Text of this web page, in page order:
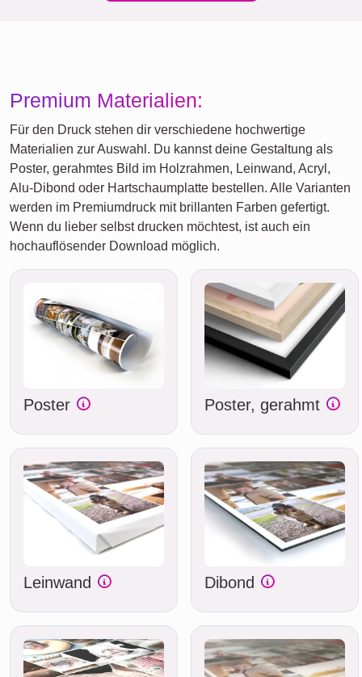
Premium Materialien:
Für den Druck stehen dir verschiedene hochwertige
Materialien zur Auswahl. Du kannst deine Gestaltung als
Poster, gerahmtes Bild im Holzrahmen, Leinwand, Acryl,
Alu-Dibond oder Hartschaumplatte bestellen. Alle Varianten
werden im Premiumdruck mit brillanten Farben gefertigt.
Wenn du lieber selbst drucken möchtest, ist auch ein
hochauflösender Download möglich.
Poster Poster, gerahmt
Leinwand Dibond